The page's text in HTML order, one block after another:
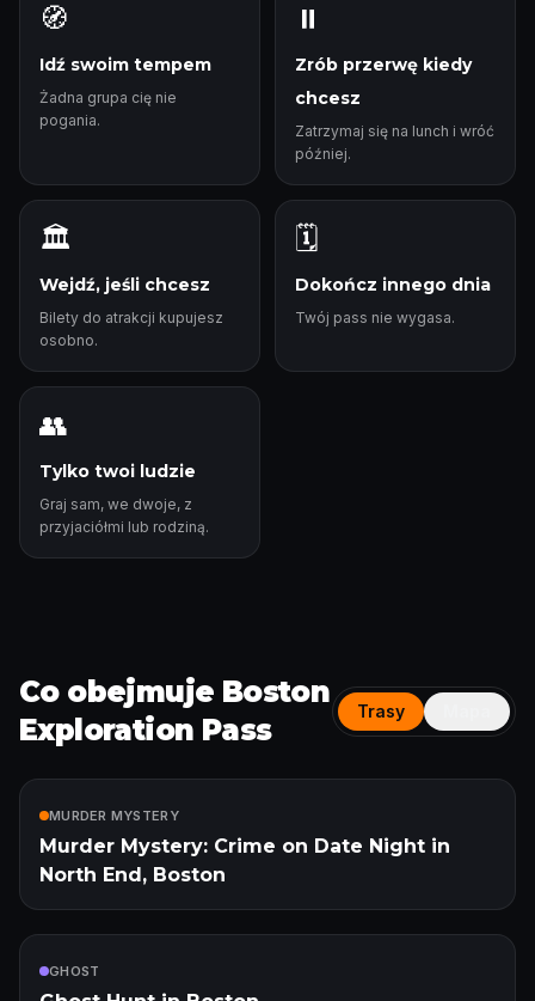
🧭
Idź swoim tempem
Żadna grupa cię nie
pogania.
⏸️
Zrób przerwę kiedy
chcesz
Zatrzymaj się na lunch i wróć
później.
🏛️
Wejdź, jeśli chcesz
Bilety do atrakcji kupujesz
osobno.
🗓️
Dokończ innego dnia
Twój pass nie wygasa.
👥
Tylko twoi ludzie
Graj sam, we dwoje, z
przyjaciółmi lub rodziną.
Co obejmuje Boston
Exploration Pass
Trasy
MURDER MYSTERY
Murder Mystery: Crime on Date Night in
North End, Boston
GHOST